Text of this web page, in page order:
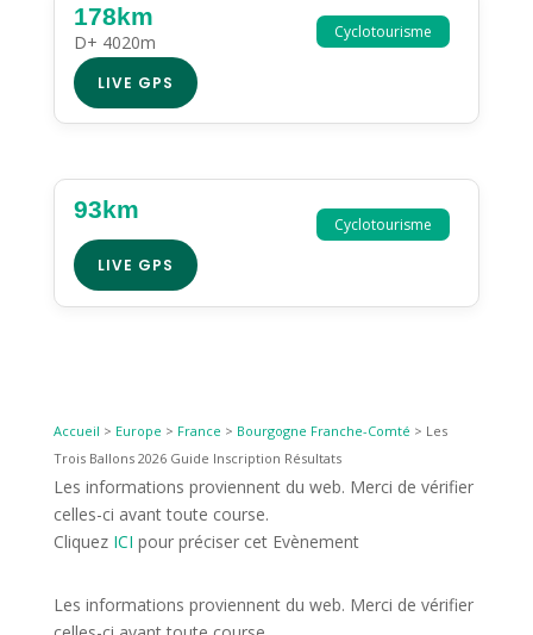
Cyclotourisme
178km
D+ 4020m
LIVE GPS
Cyclotourisme
93km
LIVE GPS
Accueil > Europe > France > Bourgogne Franche-Comté > Les
Trois Ballons 2026 Guide Inscription Résultats
Les informations proviennent du web. Merci de vérifier
celles-ci avant toute course.
Cliquez ICI pour préciser cet Evènement
Les informations proviennent du web. Merci de vérifier